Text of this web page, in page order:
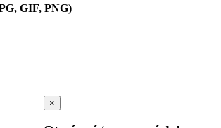
GIF, PNG)
×